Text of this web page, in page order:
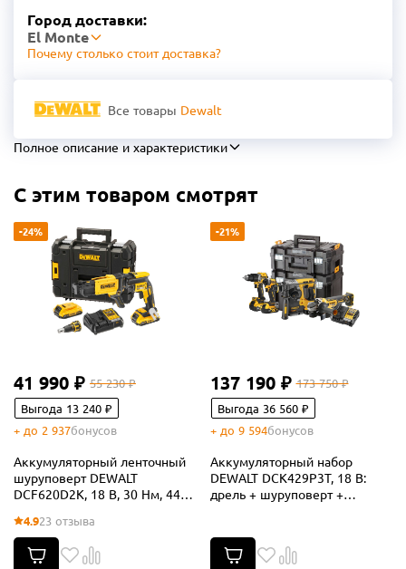
Город доставки:
El Monte
Почему столько стоит доставка?
Все товары Dewalt
Полное описание и характеристики
С этим товаром смотрят
-24%
41 990 ₽ 55 230 ₽
Выгода 13 240 ₽
+ до 2 937бонусов
Аккумуляторный ленточный
шуруповерт DEWALT
DCF620D2K, 18 В, 30 Нм, 4400
кейсе TSTAK (DCF620D2K-
QW)
4.923 отзыва
-21%
137 190 ₽ 173 750 ₽
Выгода 36 560 ₽
+ до 9 594бонусов
Аккумуляторный набор
DEWALT DCK429P3T, 18 В:
дрель + шуруповерт +